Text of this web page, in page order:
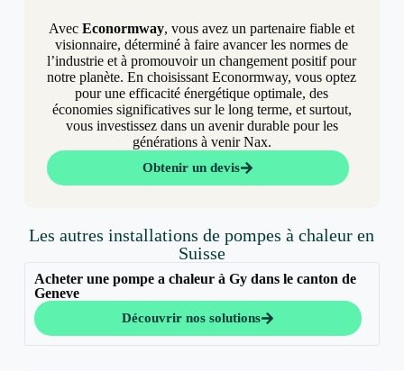
AvecEconormway, vous avez un partenaire fiable et
visionnaire, déterminé à faire avancer les normes de
l’industrie et à promouvoir un changement positif pour
notre planète. En choisissant Econormway, vous optez
pour une efficacité énergétique optimale, des
économies significatives sur le long terme, et surtout,
vous investissez dans un avenir durable pour les
générations à venir Nax.
Obtenir un devis
Les autres installations de pompes à chaleur en
Suisse
Acheter une pompe a chaleur à Gy dans le canton de
Geneve
Découvrir nos solutions